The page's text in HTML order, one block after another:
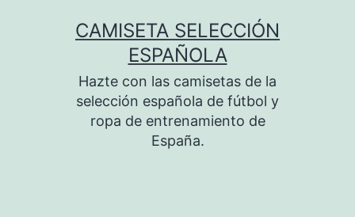
CAMISETA SELECCIÓN
ESPAÑOLA
Hazte con las camisetas de la
selección española de fútbol y
ropa de entrenamiento de
España.